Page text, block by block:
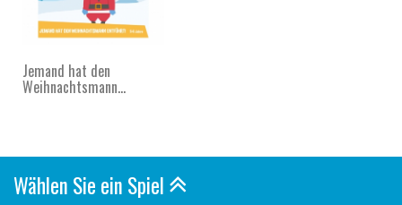
Jemand hat den
Weihnachtsmann...
Wählen Sie ein Spiel